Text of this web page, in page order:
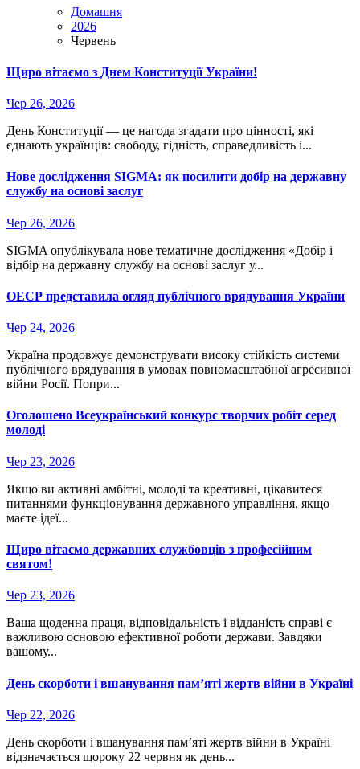
Домашня
2026
Червень
Щиро вітаємо з Днем Конституції України!
Чер 26, 2026
День Конституції — це нагода згадати про цінності, які
єднають українців: свободу, гідність, справедливість і...
Нове дослідження SIGMA: як посилити добір на державну
службу на основі заслуг
Чер 26, 2026
SIGMA опублікувала нове тематичне дослідження «Добір і
відбір на державну службу на основі заслуг у...
ОЕСР представила огляд публічного врядування України
Чер 24, 2026
Україна продовжує демонструвати високу стійкість системи
публічного врядування в умовах повномасштабної агресивної
війни Росії. Попри...
Оголошено Всеукраїнський конкурс творчих робіт серед
молоді
Чер 23, 2026
Якщо ви активні амбітні, молоді та креативні, цікавитеся
питаннями функціонування державного управління, якщо
маєте ідеї...
Щиро вітаємо державних службовців з професійним
святом!
Чер 23, 2026
Ваша щоденна праця, відповідальність і відданість справі є
важливою основою ефективної роботи держави. Завдяки
вашому...
День скорботи і вшанування пам’яті жертв війни в Україні
Чер 22, 2026
День скорботи і вшанування пам’яті жертв війни в Україні
відзначається щороку 22 червня як день...